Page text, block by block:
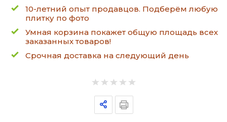
10-летний опыт продавцов. Подберём любую
плитку по фото
Умная корзина покажет общую площадь всех
заказанных товаров!
Срочная доставка на следующий день